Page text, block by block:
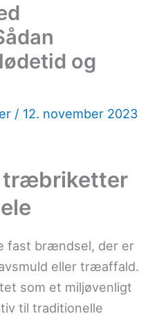
og
/ 12. november 2023
træbriketter
fast brændsel, der er
eller træaffald.
som et miljøvenligt
til traditionelle